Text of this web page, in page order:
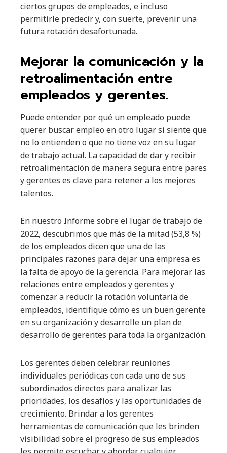
ciertos grupos de empleados, e incluso
permitirle predecir y, con suerte, prevenir una
futura rotación desafortunada.
Mejorar la comunicación y la
retroalimentación entre
empleados y gerentes.
Puede entender por qué un empleado puede
querer buscar empleo en otro lugar si siente que
no lo entienden o que no tiene voz en su lugar
de trabajo actual. La capacidad de dar y recibir
retroalimentación de manera segura entre pares
y gerentes es clave para retener a los mejores
talentos.
En nuestro Informe sobre el lugar de trabajo de
2022, descubrimos que más de la mitad (53,8 %)
de los empleados dicen que una de las
principales razones para dejar una empresa es
la falta de apoyo de la gerencia. Para mejorar las
relaciones entre empleados y gerentes y
comenzar a reducir la rotación voluntaria de
empleados, identifique cómo es un buen gerente
en su organización y desarrolle un plan de
desarrollo de gerentes para toda la organización.
Los gerentes deben celebrar reuniones
individuales periódicas con cada uno de sus
subordinados directos para analizar las
prioridades, los desafíos y las oportunidades de
crecimiento. Brindar a los gerentes
herramientas de comunicación que les brinden
visibilidad sobre el progreso de sus empleados